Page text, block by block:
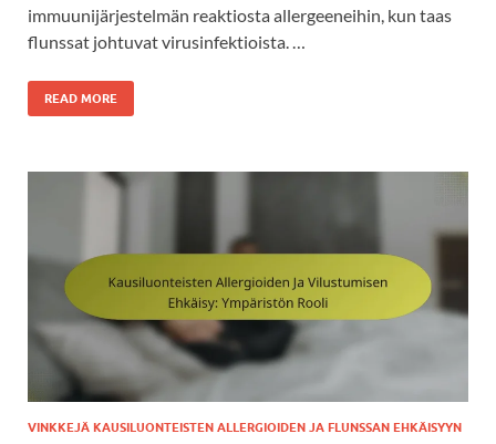
immuunijärjestelmän reaktiosta allergeeneihin, kun taas
flunssat johtuvat virusinfektioista. …
READ MORE
VINKKEJÄ KAUSILUONTEISTEN ALLERGIOIDEN JA FLUNSSAN EHKÄISYYN